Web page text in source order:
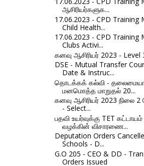
ஆசிரியர்களுக...
17.06.2023 - CPD Training
Child Health...
17.06.2023 - CPD Training
Clubs Activi...
கனவு ஆசிரியர் 2023 - Level
DSE - Mutual Transfer
Date & Instruc...
தொடக்கக் கல்வி -
மனமொத்த மாறுதல் 20...
கனவு ஆசிரியர் 2023 நிலை 2
- Select...
பதவி உயர்வுக்கு TET
வழக்கின் விசாரணை...
Deputation Orders
Schools - D...
G.O 205 - CEO & DD -
Orders Issued